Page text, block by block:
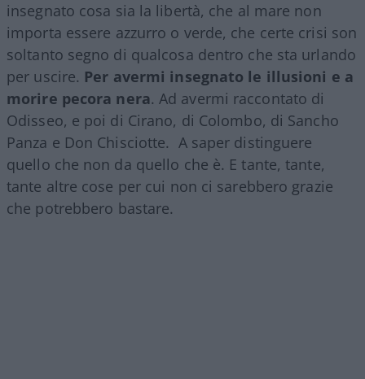
insegnato cosa sia la libertà, che al mare non
importa essere azzurro o verde, che certe crisi son
soltanto segno di qualcosa dentro che sta urlando
per uscire. Per avermi insegnato le illusioni e a
morire pecora nera. Ad avermi raccontato di
Odisseo, e poi di Cirano, di Colombo, di Sancho
Panza e Don Chisciotte. A saper distinguere
quello che non da quello che è. E tante, tante,
tante altre cose per cui non ci sarebbero grazie
che potrebbero bastare.